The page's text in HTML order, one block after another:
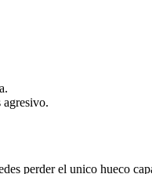
agresivo.
perder el unico hueco